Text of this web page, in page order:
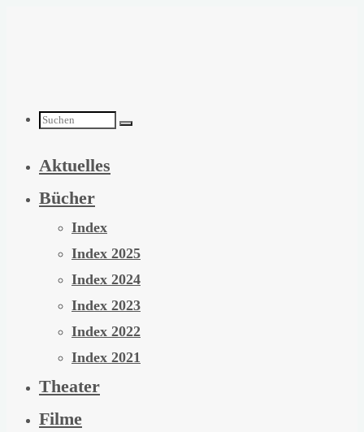
Suchen
nach:
Aktuelles
Bücher
Index
Index 2025
Index 2024
Index 2023
Index 2022
Index 2021
Theater
Filme